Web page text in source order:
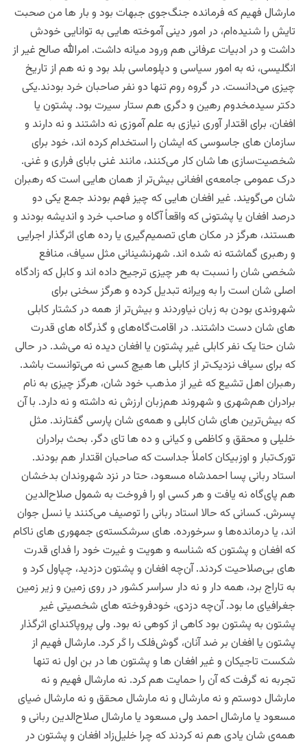
مارشال فهیم که فرمانده جنگ‌جوی جبهات بود و بار ها من صحبت
تایش را شنیده‌ام، در امور دینی آموخته هایی به توانایی خودش
داشت و در ادبیات عرفانی هم ورود میانه داشت. امرالله صالح غیر از
انگلیسی، نه به امور سیاسی و‌ دپلوماسی بلد بود و نه هم از تاریخ
چیزی می‌دانست. در گروه روم تنها دو نفر صاحبان خرد بودند.یکی
دکتر سیدمخدوم رهین و دگری هم ستار سیرت بود. پشتون یا
افغان، برای اقتدار آوری نیازی به علم آموزی نه داشتند و نه دارند و
سازمان های جاسوسی که ایشان را استخدام کرده‌ اند، خود برای
شخصیت‌سازی ها شان کار می‌کنند، مانند غنی بابای فراری و غنی.
درک عمومی جامعه‌ی افغانی بیش‌تر از همان هایی است که رهبران
شان می‌گویند. غیر افغان هایی که چیز فهم بودند جمع یکی دو
درصد افغان یا پشتونی که واقعاً آگاه و صاحب خرد و اندیشه بودند و
هستند، هرگز در مکان های تصمیم‌گیری یا رده های اثرگذار اجرایی
و رهبری گماشته نه شده اند. شهرنشینانی مثل سیاف، منافع
شخصی شان را نسبت به هر چیزی ترجیح داده اند و کابل که زادگاه
اصلی شان است را به ویرانه تبدیل کرده ‌و هرگز سخنی برای
شهروندی بودن به زبان نیاوردند و بیش‌تر از همه در کشتار کابلی
های شان دست داشتند. در اقامت‌گاه‌های و گذرگاه های قدرت
شان حتا یک نفر کابلی غیر پشتون یا افغان دیده نه می‌شد. در حالی
که برای سیاف نزدیک‌تر از کابلی ها هیچ کسی نه می‌توانست باشد.
رهبران اهل تشیع که غیر از مذهب خود شان، هرگز چیزی به نام
برادران هم‌شهری و شهروند هم‌زبان ارزش نه داشته و نه دارد. با آن
که بیش‌ترین های شان کابلی و همه‌ی شان پارسی گفتارند. مثل
خلیلی و محقق و کاظمی و کیانی و ده ها تای دگر. بحث برادران
تورک‌تبار و اوزبیکان کاملاً جداست که صاحبان اقتدار هم بودند.
استاد ربانی پسا احمدشاه مسعود، حتا در نزد شهروندان بدخشان
هم پای‌گاه نه یافت و هر کسی او را فروخت به شمول صلاح‌الدین
پسرش. کسانی که حالا استاد ربانی را توصیف می‌کنند یا نسل جوان
اند، یا درمانده‌ها و سرخورده‌. های سرشکسته‌ی جمهوری های ناکام
که افغان و پشتون که شناسه و هویت و غیرت خود را فدای قدرت
های بی‌صلاحیت کردند. آن‌چه افغان و پشتون دزدید، چپاول کرد و
به تاراج برد، همه دار و نه دار سراسر کشور در روی زمین و زیر زمین
جغرافیای ما بود. آن‌چه دزدی، خودفروخته های شخصیتی غیر
پشتون به پشتون بود کاهی از کوهی نه بود. ولی پروپاکندای اثرگذار
پشتون یا افغان بر ضد آنان، گوش‌فلک را کَر کرد. مارشال فهیم از
شکست تاجیکان و غیر افغان ها و پشتون ها در بن اول نه تنها
تجربه نه گرفت که آن را حمایت هم کرد. نه مارشال فهیم و نه
مارشال دوستم و نه مارشال و نه مارشال محقق و نه مارشال ضیای
مسعود یا مارشال احمد ولی مسعود یا مارشال صلاح‌الدین ربانی و
همه‌ی شان یادی هم نه کردند که چرا خلیل‌زاد افغان و پشتون در